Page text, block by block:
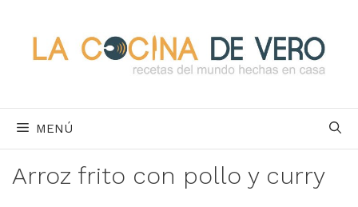
contenido
MENÚ
Arroz frito con pollo y curry